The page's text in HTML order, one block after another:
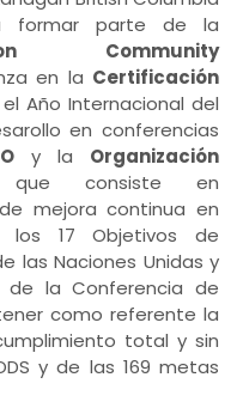
formar parte de la
Community
en la Certificación
Año Internacional del
en conferencias
y la Organización
consiste en
mejora continua en
los 17 Objetivos de
las Naciones Unidas y
de la Conferencia de
como referente la
total y sin
y de las 169 metas